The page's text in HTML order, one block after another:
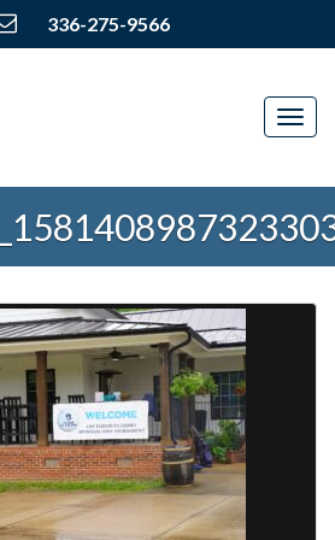
336-275-9566